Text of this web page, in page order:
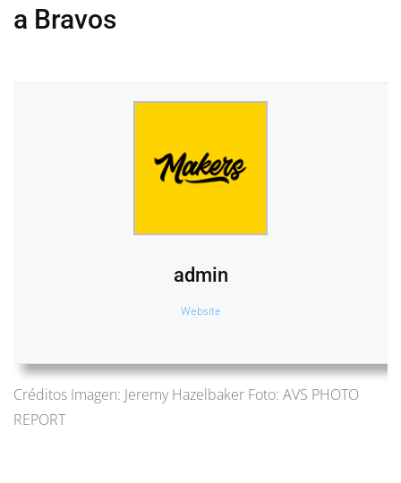
a Bravos
admin
Website
Créditos Imagen: Jeremy Hazelbaker Foto: AVS PHOTO
REPORT